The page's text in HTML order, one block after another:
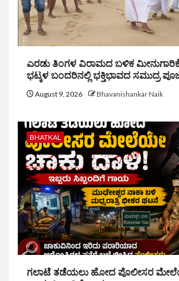
ಎರಡು ತಿಂಗಳ ವಿರಾಮದ ಬಳಿಕ
ಭಟ್ಕಳ ಬಂದರಿನಲ್ಲಿ ಭಕ್ತಿಭಾವದ ಸಮುದ್ರ
August 9, 2026 Bhavanishankar Naik
BHATKAL
ಗಲಾಟೆ ತಡೆಯಲು ಹೋದ ಪೊಲೀಸರ